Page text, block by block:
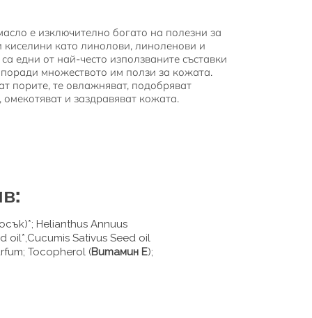
е изключително богато на полезни за
киселини като линолови, линоленови и
едни от най-често използваните съставки
множеството им ползи за кожата.
порите, те овлажняват, подобряват
омекотяват и заздравяват кожата.
Helianthus Annuus
oil*,Cucumis Sativus Seed oil
Tocopherol (Витамин Е);